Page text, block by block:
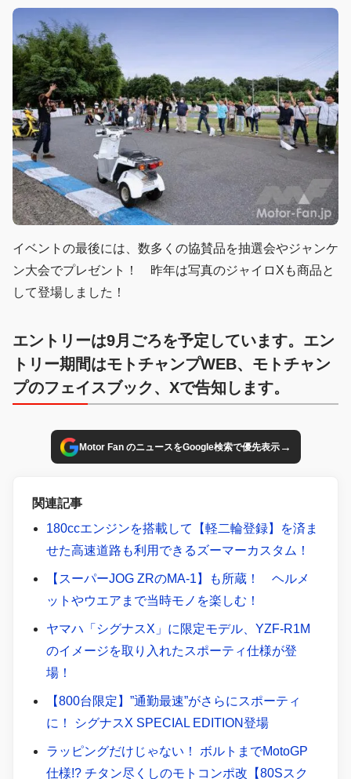
イベントの最後には、数多くの協賛品を抽選会やジャンケ
ン大会でプレゼント！ 昨年は写真のジャイロXも商品と
して登場しました！
エントリーは9月ごろを予定しています。エン
トリー期間はモトチャンプWEB、モトチャン
プのフェイスブック、Xで告知します。
Motor Fan のニュースをGoogle検索で優先表示→
関連記事
180ccエンジンを搭載して【軽二輪登録】を済ま
せた高速道路も利用できるズーマーカスタム！
【スーパーJOG ZRのMA-1】も所蔵！ ヘルメ
ットやウエアまで当時モノを楽しむ！
ヤマハ「シグナスX」に限定モデル、YZF-R1M
のイメージを取り入れたスポーティ仕様が登
場！
【800台限定】”通勤最速”がさらにスポーティ
に！ シグナスX SPECIAL EDITION登場
ラッピングだけじゃない！ ボルトまでMotoGP
仕様!? チタン尽くしのモトコンポ改【80Sスク